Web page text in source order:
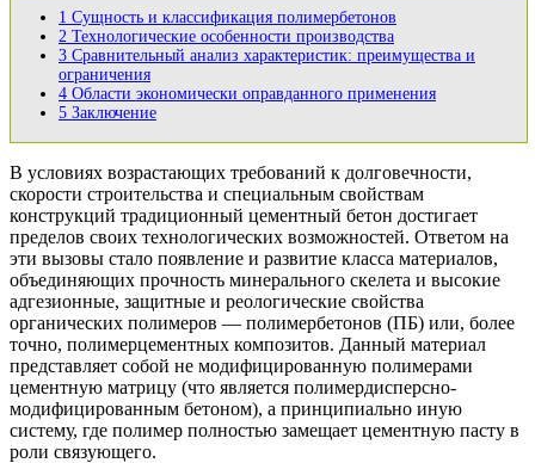
1 Сущность и классификация полимербетонов
2 Технологические особенности производства
3 Сравнительный анализ характеристик: преимущества и
ограничения
4 Области экономически оправданного применения
5 Заключение
В условиях возрастающих требований к долговечности,
скорости строительства и специальным свойствам
конструкций традиционный цементный бетон достигает
пределов своих технологических возможностей. Ответом на
эти вызовы стало появление и развитие класса материалов,
объединяющих прочность минерального скелета и высокие
адгезионные, защитные и реологические свойства
органических полимеров — полимербетонов (ПБ) или, более
точно, полимерцементных композитов. Данный материал
представляет собой не модифицированную полимерами
цементную матрицу (что является полимердисперсно-
модифицированным бетоном), а принципиально иную
систему, где полимер полностью замещает цементную пасту в
роли связующего.